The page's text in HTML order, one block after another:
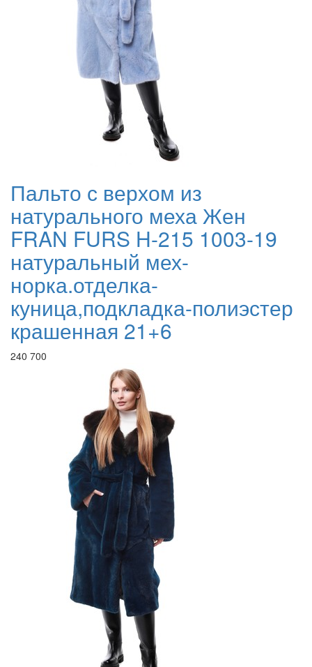
Пальто с верхом из
натурального меха Жен
FRAN FURS H-215 1003-19
натуральный мех-
норка.отделка-
куница,подкладка-полиэстер
крашенная 21+6
240 700